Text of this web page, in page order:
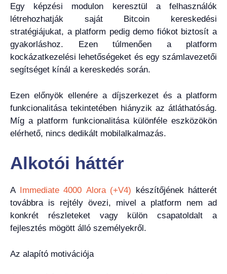
Egy képzési modulon keresztül a felhasználók
létrehozhatják saját Bitcoin kereskedési
stratégiájukat, a platform pedig demo fiókot biztosít a
gyakorláshoz. Ezen túlmenően a platform
kockázatkezelési lehetőségeket és egy számlavezetői
segítséget kínál a kereskedés során.
Ezen előnyök ellenére a díjszerkezet és a platform
funkcionalitása tekintetében hiányzik az átláthatóság.
Míg a platform funkcionalitása különféle eszközökön
elérhető, nincs dedikált mobilalkalmazás.
Alkotói háttér
A Immediate 4000 Alora (+V4) készítőjének hátterét
továbbra is rejtély övezi, mivel a platform nem ad
konkrét részleteket vagy külön csapatoldalt a
fejlesztés mögött álló személyekről.
Az alapító motivációja